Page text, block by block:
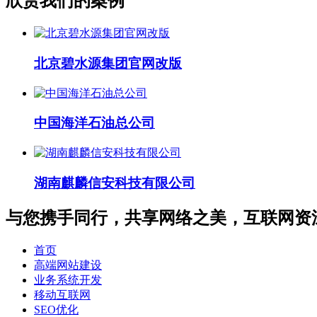
北京碧水源集团官网改版
中国海洋石油总公司
湖南麒麟信安科技有限公司
与您携手同行，共享网络之美，互联网资
首页
高端网站建设
业务系统开发
移动互联网
SEO优化